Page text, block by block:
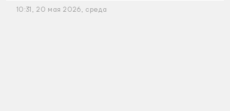
10:31, 20 мая 2026, среда